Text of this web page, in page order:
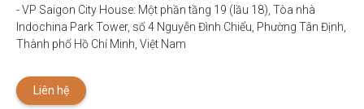
- VP Saigon City House: Một phần tầng 19 (lầu 18), Tòa nhà
Indochina Park Tower, số 4 Nguyễn Đình Chiểu, Phường Tân Định,
Thành phố Hồ Chí Minh, Việt Nam
Liên hệ